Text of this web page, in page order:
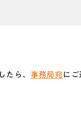
たら、 事務局宛にご